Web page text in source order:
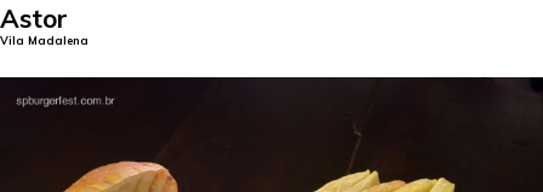
Astor
Vila Madalena